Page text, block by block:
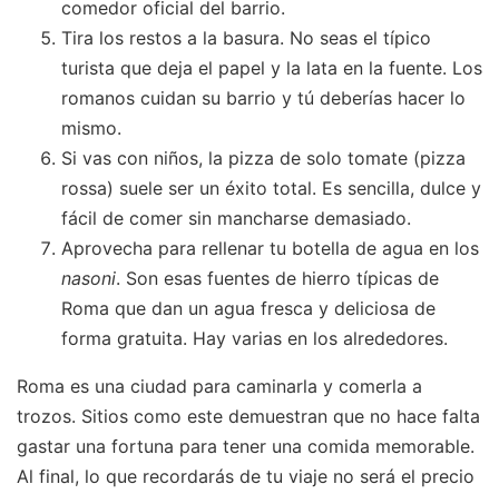
comedor oficial del barrio.
Tira los restos a la basura. No seas el típico
turista que deja el papel y la lata en la fuente. Los
romanos cuidan su barrio y tú deberías hacer lo
mismo.
Si vas con niños, la pizza de solo tomate (pizza
rossa) suele ser un éxito total. Es sencilla, dulce y
fácil de comer sin mancharse demasiado.
Aprovecha para rellenar tu botella de agua en los
nasoni. Son esas fuentes de hierro típicas de
Roma que dan un agua fresca y deliciosa de
forma gratuita. Hay varias en los alrededores.
Roma es una ciudad para caminarla y comerla a
trozos. Sitios como este demuestran que no hace falta
gastar una fortuna para tener una comida memorable.
Al final, lo que recordarás de tu viaje no será el precio